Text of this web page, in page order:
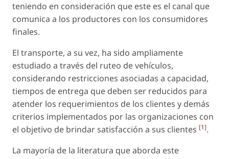
teniendo en consideración que este es el canal que
comunica a los productores con los consumidores
finales.
El transporte, a su vez, ha sido ampliamente
estudiado a través del ruteo de vehículos,
considerando restricciones asociadas a capacidad,
tiempos de entrega que deben ser reducidos para
atender los requerimientos de los clientes y demás
criterios implementados por las organizaciones con
el objetivo de brindar satisfacción a sus clientes [1].
La mayoría de la literatura que aborda este